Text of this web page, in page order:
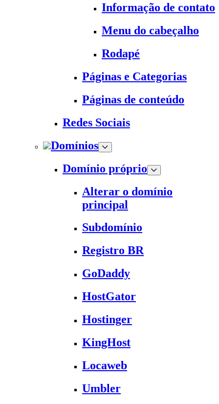
Informação de contato
Menu do cabeçalho
Rodapé
Páginas e Categorias
Páginas de conteúdo
Redes Sociais
Domínios
Domínio próprio
Alterar o domínio
principal
Subdomínio
Registro BR
GoDaddy
HostGator
Hostinger
KingHost
Locaweb
Umbler